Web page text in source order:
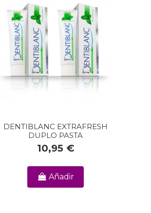
DENTIBLANC EXTRAFRESH
DUPLO PASTA
10,95 €
Añadir